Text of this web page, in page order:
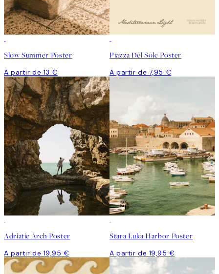
Slow Summer Poster
A partir de 13 €
Piazza Del Sole Poster
A partir de 7,95 €
Adriatic Arch Poster
A partir de 19,95 €
Stara Luka Harbor Poster
A partir de 19,95 €